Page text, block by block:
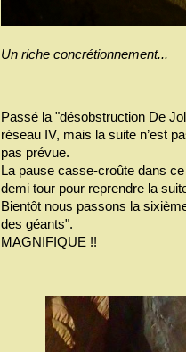
Un riche concrétionnement...
Passé la "désobstruction De
réseau IV, mais la suite n’est
pas prévue.
La pause casse-croûte dans
demi tour pour reprendre la
Bientôt nous passons la
des géants".
MAGNIFIQUE !!